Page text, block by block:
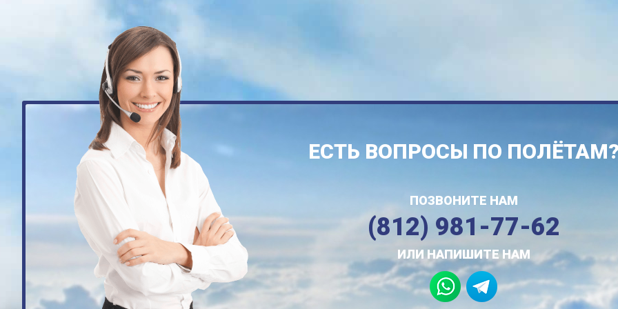
ЕСТЬ ВОПРОСЫ ПО
ПОЗВОНИТЕ НАМ
(812) 981-77-62
ИЛИ НАПИШИТЕ НАМ